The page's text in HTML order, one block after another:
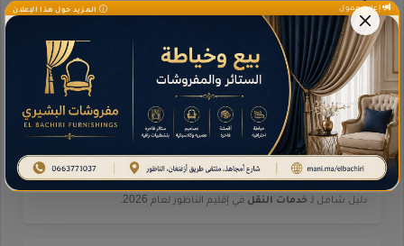
أسواق
دليل شامل لـ أسواقفي إقليم الناظور لعام 2026.
خدمات إدارية ومالية
دليل شامل لـخدمات إدارية ومالية في إقليم الناظور لعام 2026.
خدمات النقل
دليل شامل لـ خدمات النقل في إقليم الناظور لعام 2026.
إعلان ممول المزيد حول هذا الإعلان